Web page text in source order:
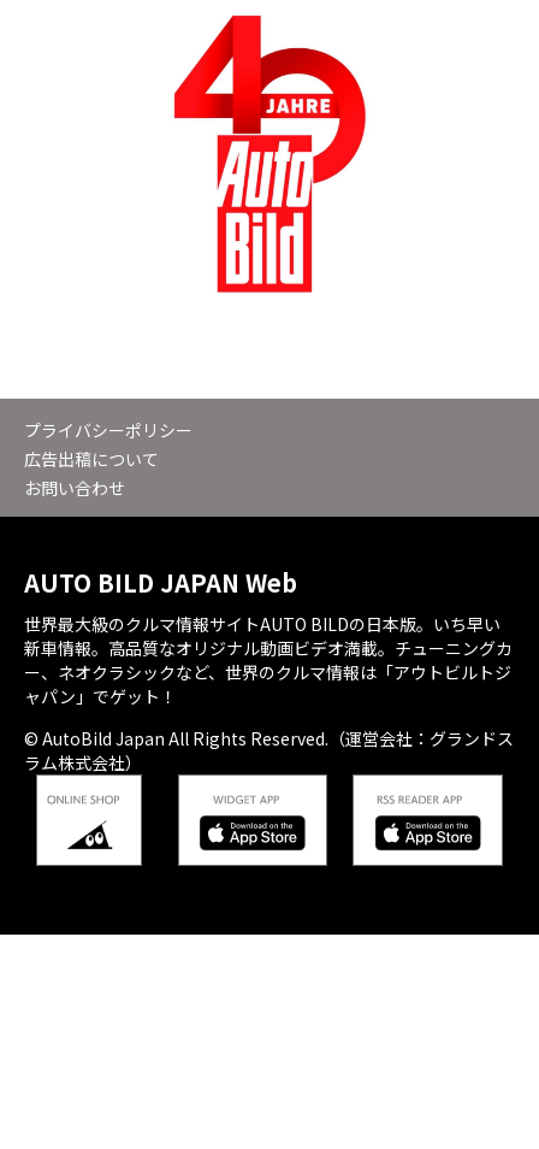
プライバシーポリシー
広告出稿について
お問い合わせ
AUTO BILD JAPAN Web
世界最大級のクルマ情報サイトAUTO BILDの日本版。いち早い
新車情報。高品質なオリジナル動画ビデオ満載。チューニングカ
ー、ネオクラシックなど、世界のクルマ情報は「アウトビルトジ
ャパン」でゲット！
© AutoBild Japan All Rights Reserved.（運営会社：グランドス
ラム株式会社）